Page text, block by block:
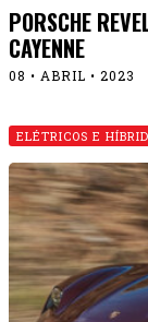
PORSCHE
CAYENNE
08 • ABRIL • 2023
ELÉTRICOS E